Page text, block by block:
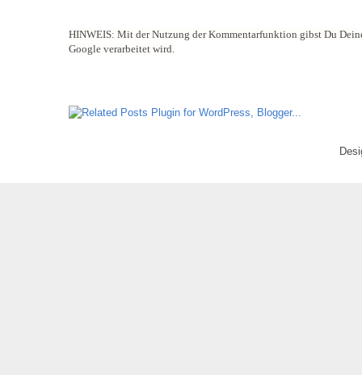
HINWEIS: Mit der Nutzung der Kommentarfunktion gibst Du
Google verarbeitet wird.